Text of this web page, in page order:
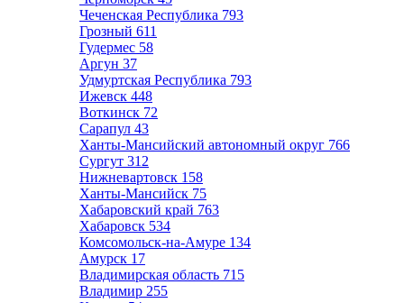
Чеченская Республика 793
Грозный 611
Гудермес 58
Аргун 37
Удмуртская Республика 793
Ижевск 448
Воткинск 72
Сарапул 43
Ханты-Мансийский автономный округ 766
Сургут 312
Нижневартовск 158
Ханты-Мансийск 75
Хабаровский край 763
Хабаровск 534
Комсомольск-на-Амуре 134
Амурск 17
Владимирская область 715
Владимир 255